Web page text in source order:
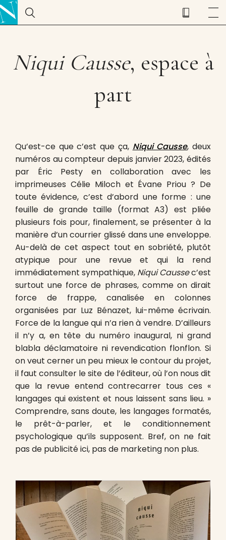
Niqui Causse, espace à
part
Qu’est-ce que c’est que ça, Niqui Causse, deux
numéros au compteur depuis janvier 2023, édités
par Éric Pesty en collaboration avec les
imprimeuses Célie Miloch et Évane Priou ? De
toute évidence, c’est d’abord une forme : une
feuille de grande taille (format A3) est pliée
plusieurs fois pour, finalement, se présenter à la
manière d’un courrier glissé dans une enveloppe.
Au-delà de cet aspect tout en sobriété, plutôt
atypique pour une revue et qui la rend
immédiatement sympathique, Niqui Caussec’est
surtout une force de phrases, comme on dirait
force de frappe, canalisée en colonnes
organisées par Luz Bénazet, lui-même écrivain.
Force de la langue qui n’a rien à vendre. D’ailleurs
il n’y a, en tête du numéro inaugural, ni grand
blabla déclamatoire ni revendication flonflon. Si
on veut cerner un peu mieux le contour du projet,
il faut consulter le site de l’éditeur, où l’on nous dit
que la revue entend contrecarrer tous ces «
langages qui existent et nous laissent sans lieu. »
Comprendre, sans doute, les langages formatés,
le prêt-à-parler, et le conditionnement
psychologique qu’ils supposent. Bref, on ne fait
pas de publicité ici, pas de marketing non plus.